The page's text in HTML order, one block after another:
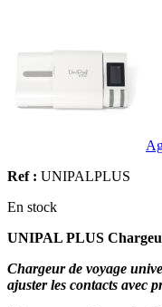
Ref : UNIPALPLUS
En stock
UNIPAL PLUS
Chargeur de voyage
ajuster les contacts avec